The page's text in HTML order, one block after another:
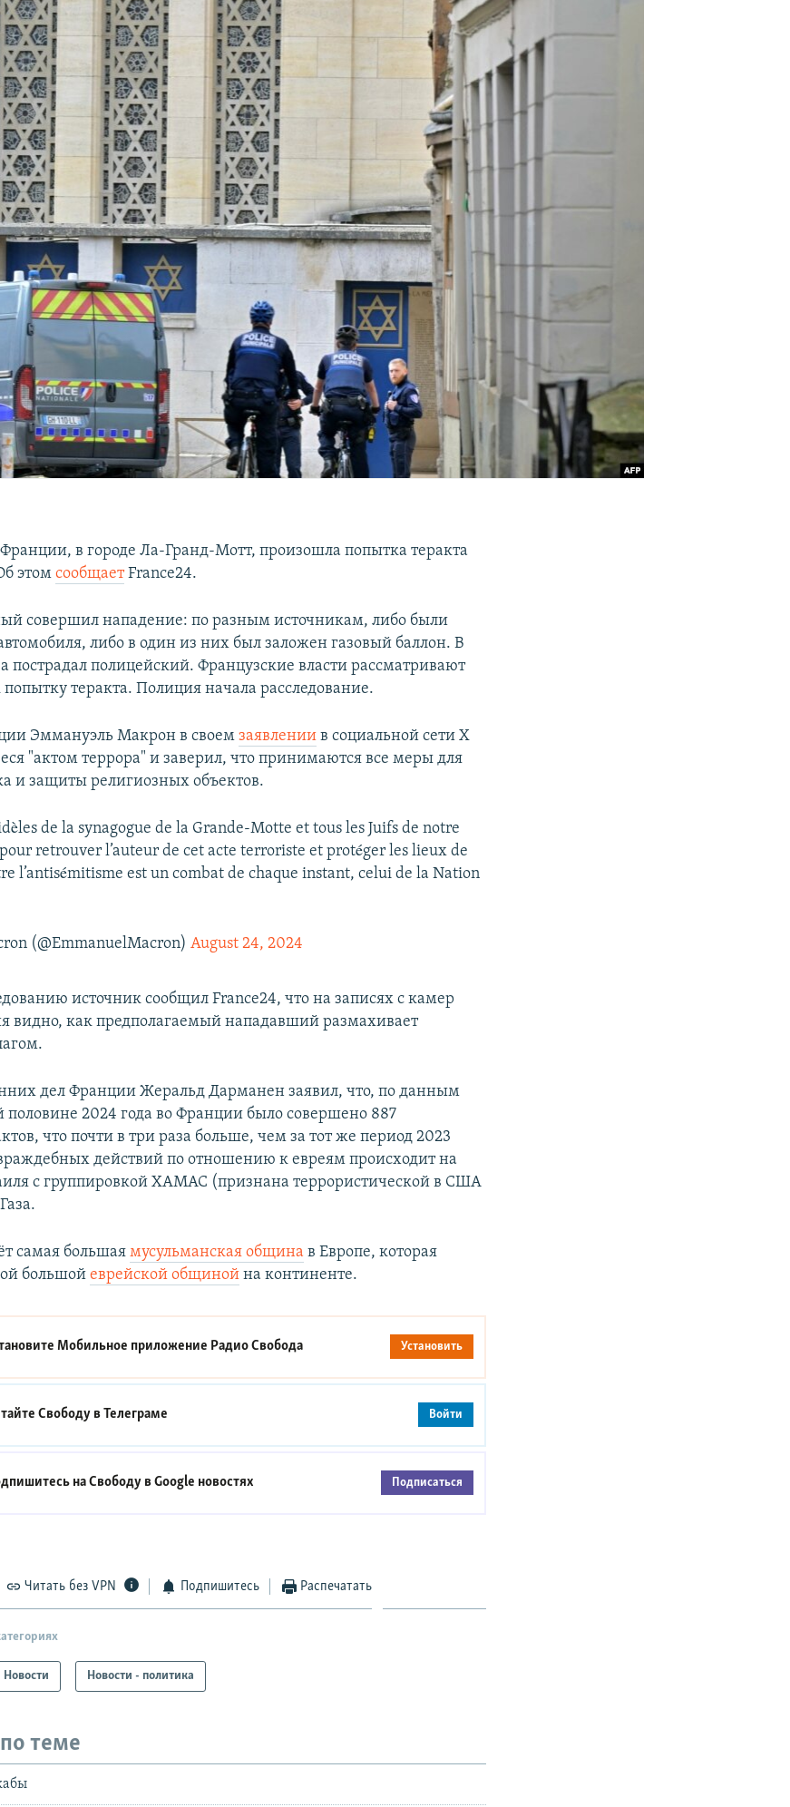
в городе Ла-Гранд-Мотт, произошла попытка теракта
этомсообщаетFrance24.
совершил нападение: по разным источникам, либо были
либо в один из них был заложен газовый баллон. В
пострадал полицейский. Французские власти рассматривают
теракта. Полиция начала расследование.
Эммануэль Макрон в своемзаявлении в социальной сети X
"актом террора" и заверил, что принимаются все меры для
и защиты религиозных объектов.
de la synagogue de la Grande-Motte et tous les Juifs de notre
retrouver l’auteur de cet acte terroriste et protéger les lieux de
l’antisémitisme est un combat de chaque instant, celui de la Nation
(@EmmanuelMacron)August 24, 2024
источник сообщил France24, что на записях с камер
видно, как предполагаемый нападавший размахивает
дел Франции Жеральд Дарманен заявил, что, по данным
половине 2024 года во Франции было совершено 887
что почти в три раза больше, чем за тот же период 2023
враждебных действий по отношению к евреям происходит на
с группировкой ХАМАС (признана террористической в США
самая большаямусульманская община в Европе, которая
большойеврейской общиной на континенте.
Мобильное приложение Радио Свобода Установить
Свободу вТелеграме Войти
на Свободу вGoogle новостях Подписаться
Читать без VPN Подпишитесь Распечатать
Новости Новости - политика
теме